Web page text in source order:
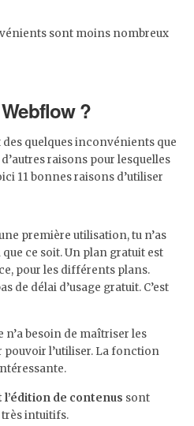
sont moins nombreux
?
quelques inconvénients que
raisons pour lesquelles
11 bonnes raisons d’utiliser
première utilisation, tu n’as
ce soit. Un plan gratuit est
pour les différents plans.
de délai d’usage gratuit. C’est
n’a besoin de maîtriser les
pouvoir l’utiliser. La fonction
de contenus sont
très intuitifs.